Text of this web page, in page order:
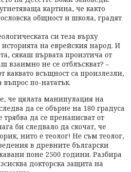
картина, че както
общност и школа, градят
си теза върху
на еврейския народ. И
сякаш първата произтича от
взаимно не се отблъскват? –
всъщност са произлезли,
въпрос по-нататък.
че цялата манипулация на
да се обърне на 180 градуса
да се пренаписват от
би следвало да скочат, че
нито е теолог! Не съм теолог,
в древните български
поне 2500 години. Разбира
докторска защита на